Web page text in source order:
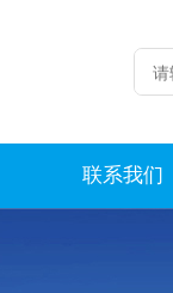
联系我们